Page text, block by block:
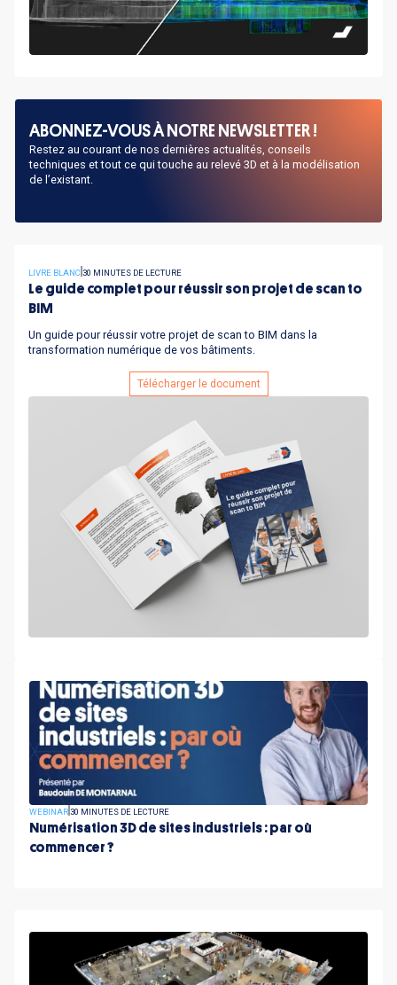
ABONNEZ-VOUS À NOTRE NEWSLETTER !
Restez au courant de nos dernières actualités, conseils
techniques et tout ce qui touche au relevé 3D et à la modélisation
de l’existant.
LIVRE BLANC 30 MINUTES DE LECTURE
Le guide complet pour réussir son projet de scan to
BIM
Un guide pour réussir votre projet de scan to BIM dans la
transformation numérique de vos bâtiments.
Télécharger le document
WEBINAR30 MINUTES DE LECTURE
Numérisation 3D de sites industriels : par où
commencer ?